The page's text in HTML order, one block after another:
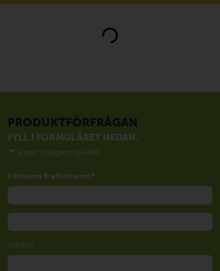
Loading...
PRODUKTFÖRFRÅGAN
FYLL I FORMULÄRET NEDAN.
"*" anger obligatoriska fält
Förnamn & efternamn
Telefon